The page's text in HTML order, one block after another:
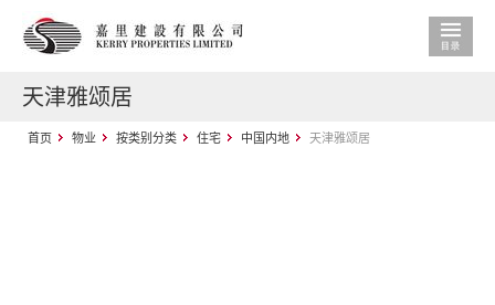
天津雅颂居
首页 物业 按类别分类 住宅 中国内地 天津雅颂居